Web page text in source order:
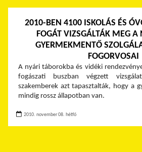
2010-BEN 4100 ISKOLÁS ÉS
FOGÁT VIZSGÁLTÁK MEG A
GYERMEKMENTŐ
FOGORVOSAI
A nyári táborokba és vidéki
fogászati buszban végzett
szakemberek azt tapasztalták, hogy a
mindig rossz állapotban van.
2010. november 08. hétfő